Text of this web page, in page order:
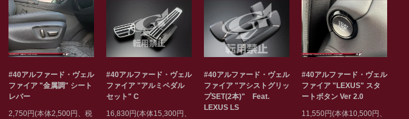
#40アルファード・ヴェル
ファイア "金属調" シート
レバー
2,750円(本体2,500円、税
#40アルファード・ヴェル
ファイア "アルミペダル
セット" C
16,830円(本体15,300円、
#40アルファード・ヴェル
ファイア "アシストグリッ
プSET(2本)" Feat.
LEXUS LS
#40アルファード・ヴェル
ファイア "LEXUS" スタ
ートボタン Ver 2.0
11,550円(本体10,500円、